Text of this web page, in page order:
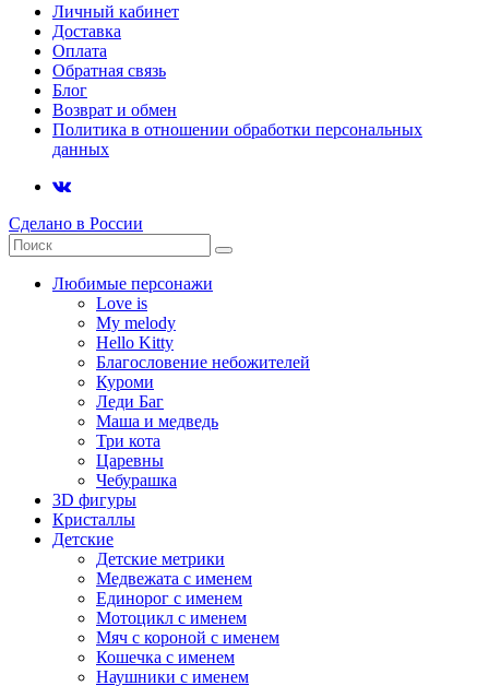
Личный кабинет
Доставка
Оплата
Обратная связь
Блог
Возврат и обмен
Политика в отношении обработки персональных
данных
Сделано в России
Любимые персонажи
Love is
My melody
Hello Kitty
Благословение небожителей
Куроми
Леди Баг
Маша и медведь
Три кота
Царевны
Чебурашка
3D фигуры
Кристаллы
Детские
Детские метрики
Медвежата с именем
Единорог с именем
Мотоцикл с именем
Мяч с короной с именем
Кошечка с именем
Наушники с именем